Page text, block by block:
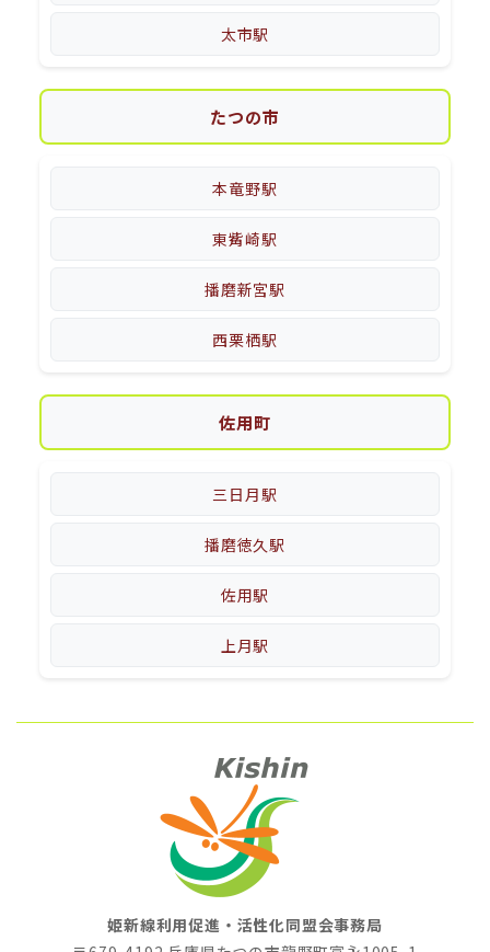
太市駅
たつの市
本竜野駅
東觜崎駅
播磨新宮駅
西栗栖駅
佐用町
三日月駅
播磨徳久駅
佐用駅
上月駅
姫新線利用促進・活性化同盟会事務局